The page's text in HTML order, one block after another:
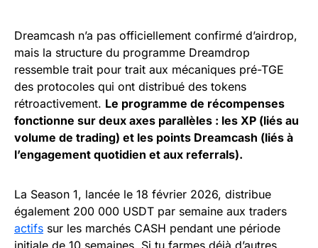
Dreamcash n’a pas officiellement confirmé d’airdrop,
mais la structure du programme Dreamdrop
ressemble trait pour trait aux mécaniques pré-TGE
des protocoles qui ont distribué des tokens
rétroactivement. Le programme de récompenses
fonctionne sur deux axes parallèles : les XP (liés au
volume de trading) et les points Dreamcash (liés à
l’engagement quotidien et aux referrals).
La Season 1, lancée le 18 février 2026, distribue
également 200 000 USDT par semaine aux traders
actifs sur les marchés CASH pendant une période
initiale de 10 semaines. Si tu farmes déjà d’autres